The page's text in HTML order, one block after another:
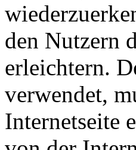
den Nutzern
erleichtern.
verwendet,
Internetseite